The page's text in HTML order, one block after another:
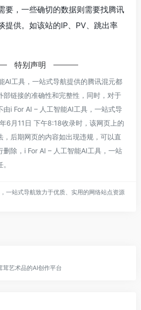
要，一些确切的数据则需要找腾讯
提供。如该站的IP、PV、跳出率
特别声明
AI工具，一站式导航提供的腾讯混元都
部链接的准确性和完整性，同时，对于
由i For AI – 人工智能AI工具，一站式导
6月11日 下午8:18收录时，该网页上的
，后期网页的内容如出现违规，可以直
删除，i For AI – 人工智能AI工具，一站
一站式导航致力于优质、实用的网络站点资源
茸艺术品的AI创作平台